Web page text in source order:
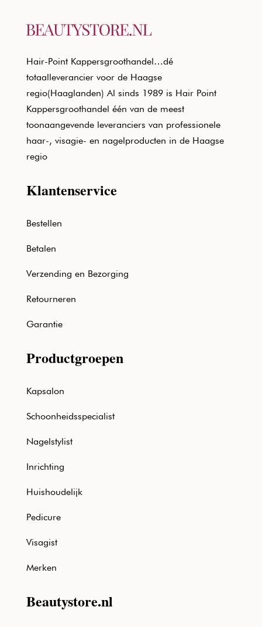
Hair-Point Kappersgroothandel…dé
totaalleverancier voor de Haagse
regio(Haaglanden) Al sinds 1989 is Hair Point
Kappersgroothandel één van de meest
toonaangevende leveranciers van professionele
haar-, visagie- en nagelproducten in de Haagse
regio
Klantenservice
Bestellen
Betalen
Verzending en Bezorging
Retourneren
Garantie
Productgroepen
Kapsalon
Schoonheidsspecialist
Nagelstylist
Inrichting
Huishoudelijk
Pedicure
Visagist
Merken
Beautystore.nl